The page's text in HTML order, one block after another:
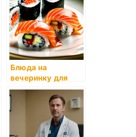
Блюда на
вечеринку для
детей